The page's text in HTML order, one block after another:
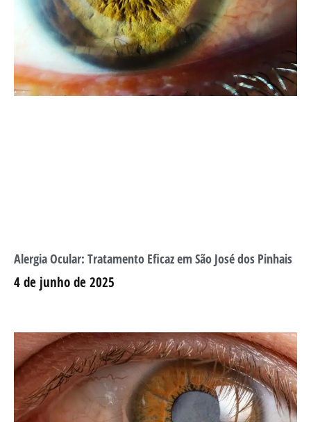
Alergia Ocular: Tratamento Eficaz em São José dos Pinhais
4 de junho de 2025